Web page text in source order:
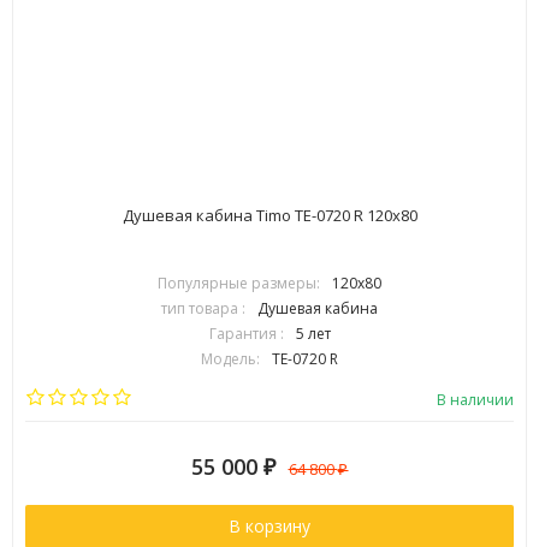
Душевая кабина Timo TE-0720 R 120х80
Популярные размеры:
120х80
тип товара :
Душевая кабина
Гарантия :
5 лет
Модель:
TE-0720 R
В наличии
55 000 ₽ 64 800₽
В корзину